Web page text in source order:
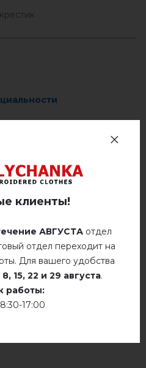
(БЕЛАЯ С СИНИМ)
Мартин (белая с синим)
клиенты!
АВГУСТАотдел
отдел переходит на
Для вашего удобства
8, 15, 22 и 29 августа.
работы:
17:00